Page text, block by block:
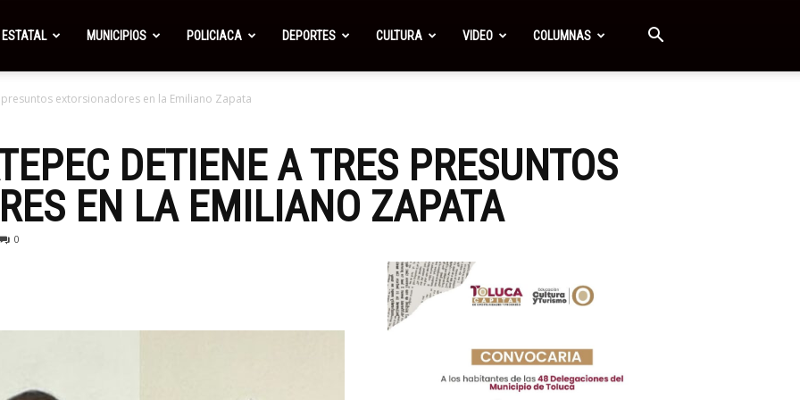
ESTATAL MUNICIPIOS POLICIACA DEPORTES CULTURA VIDEO COLUMNAS
extorsionadores en la Emiliano Zapata
DETIENE A TRES PRESUNTOS
EN LA EMILIANO ZAPATA
0